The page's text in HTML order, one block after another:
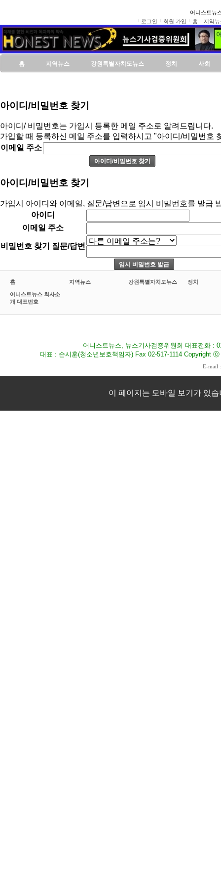
어니스트뉴
로그인
회원 가입 홈 지역뉴
홈 지역뉴스 강원특별자치도뉴스 정치 사회
아이디/비밀번호 찾기
아이디/ 비밀번호는 가입시 등록한 메일 주소로 알려드립니다.
가입할 때 등록하신 메일 주소를 입력하시고 "아이디/비밀번호
이메일 주소
아이디/비밀번호 찾기
가입시 아이디와 이메일, 질문/답변으로 임시 비밀번호를 발급
아이디
이메일 주소
비밀번호 찾기 질문/답변
홈 지역뉴스 강원특별자치도뉴스 정치
어니스트뉴스 회사소
개 대표번호
어니스트뉴스, 뉴스기사검증위원회 대표전화 :
대표 : 손시훈(청소년보호책임자) Fax 02-517-1114 Copyright
E-mail
이 페이지는 모바일 보기가 있